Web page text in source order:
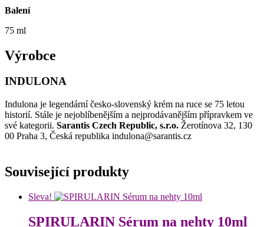
Balení
75 ml
Výrobce
INDULONA
Indulona je legendární česko-slovenský krém na ruce se 75 letou
historií. Stále je nejoblíbenějším a nejprodávanějším přípravkem ve
své kategorii. Sarantis Czech Republic, s.r.o. Žerotínova 32, 130
00 Praha 3, Česká republika indulona@sarantis.cz
Související produkty
Sleva!
SPIRULARIN Sérum na nehty 10ml